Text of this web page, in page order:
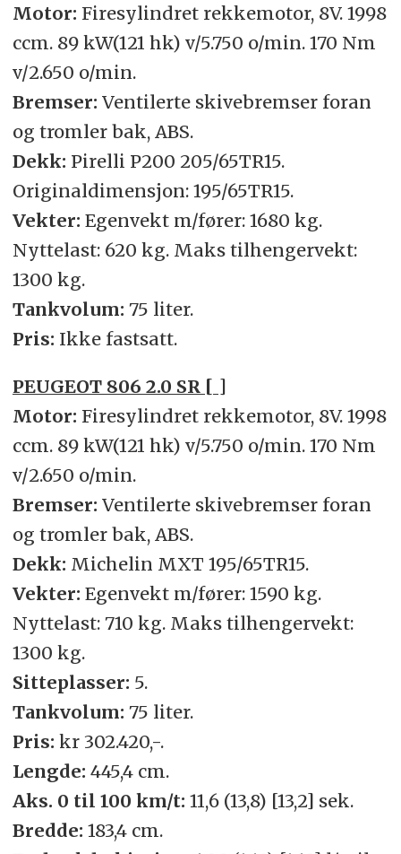
Motor: Firesylindret rekkemotor, 8V. 1998
ccm. 89 kW(121 hk) v/5.750 o/min. 170 Nm
v/2.650 o/min.
Bremser: Ventilerte skivebremser foran
og tromler bak, ABS.
Dekk: Pirelli P200 205/65TR15.
Originaldimensjon: 195/65TR15.
Vekter: Egenvekt m/fører: 1680 kg.
Nyttelast: 620 kg. Maks tilhengervekt:
1300 kg.
Tankvolum: 75 liter.
Pris: Ikke fastsatt.
PEUGEOT 806 2.0 SR [ ]
Motor: Firesylindret rekkemotor, 8V. 1998
ccm. 89 kW(121 hk) v/5.750 o/min. 170 Nm
v/2.650 o/min.
Bremser: Ventilerte skivebremser foran
og tromler bak, ABS.
Dekk: Michelin MXT 195/65TR15.
Vekter: Egenvekt m/fører: 1590 kg.
Nyttelast: 710 kg. Maks tilhengervekt:
1300 kg.
Sitteplasser: 5.
Tankvolum: 75 liter.
Pris: kr 302.420,-.
Lengde: 445,4 cm.
Aks. 0 til 100 km/t: 11,6 (13,8) [13,2] sek.
Bredde: 183,4 cm.